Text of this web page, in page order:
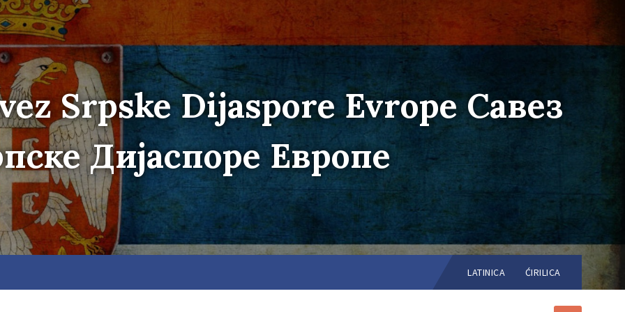
Srpske Dijaspore Evrope Савез
Дијаспоре Европе
Choose
language:
LATINICA ĆIRILICA